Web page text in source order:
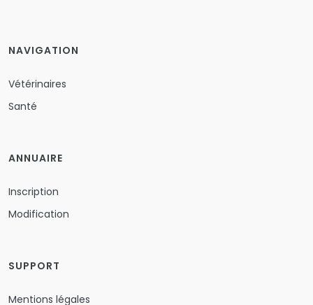
NAVIGATION
Vétérinaires
Santé
ANNUAIRE
Inscription
Modification
SUPPORT
Mentions légales